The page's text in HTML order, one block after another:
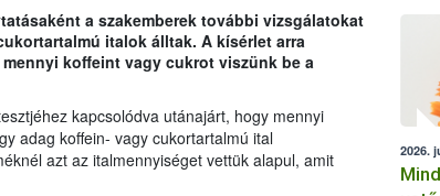
a szakemberek további vizsgálatokat
italok álltak. A kísérlet arra
koffeint vagy cukrot viszünk be a
kapcsolódva utánajárt, hogy mennyi
adag koffein- vagy cukortartalmú ital
azt az italmennyiséget vettük alapul, amit
2026.